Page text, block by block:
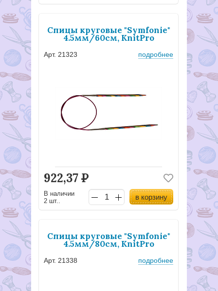
Спицы круговые "Symfonie"
4.5мм/60см, KnitPro
Арт. 21323 подробнее
922,37Р
В наличии
2 шт..
в корзину
Спицы круговые "Symfonie"
4.5мм/80см, KnitPro
Арт. 21338 подробнее